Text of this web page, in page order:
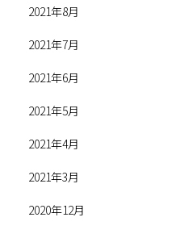
2021年8月
2021年7月
2021年6月
2021年5月
2021年4月
2021年3月
2020年12月